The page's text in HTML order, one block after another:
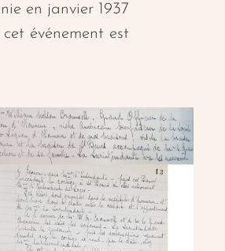
en janvier 1937
événement est